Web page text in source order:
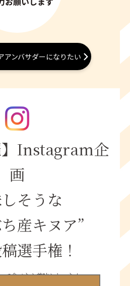
アンバサダーになりたい
】Instagram企
画
そうな
産キヌア”
選⼿権！
て⾷べたら美味しかった！